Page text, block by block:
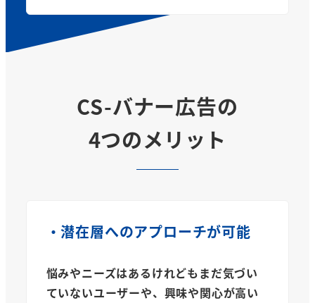
CS-バナー広告の
4つのメリット
・潜在層へのアプローチが可能
悩みやニーズはあるけれどもまだ気づい
ていないユーザーや、興味や関心が高い